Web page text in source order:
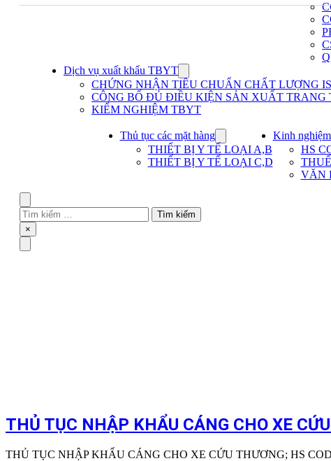
Dịch vụ xuất khẩu TBYT
submenu
for
Dịch
vụ
khẩu
TBYT
CHỨNG NHẬN TIÊU CHUẨN CHẤT LƯỢNG
CÔNG BỐ ĐỦ ĐIỀU KIỆN SẢN XUẤT TRANG
KIỂM NGHIỆM TBYT
Thủ tục các mặt hàng
submenu
for
Thủ
THIẾT BỊ Y TẾ LOẠI A,B
THIẾT BỊ Y TẾ LOẠI C,D
Kinh
HS
VĂN
Tìm
kiếm
cho:
Close
×
THỦ TỤC NHẬP KHẨU CÁNG CHO XE
THỦ TỤC NHẬP KHẨU CÁNG CHO XE CỨU THƯƠNG; HS